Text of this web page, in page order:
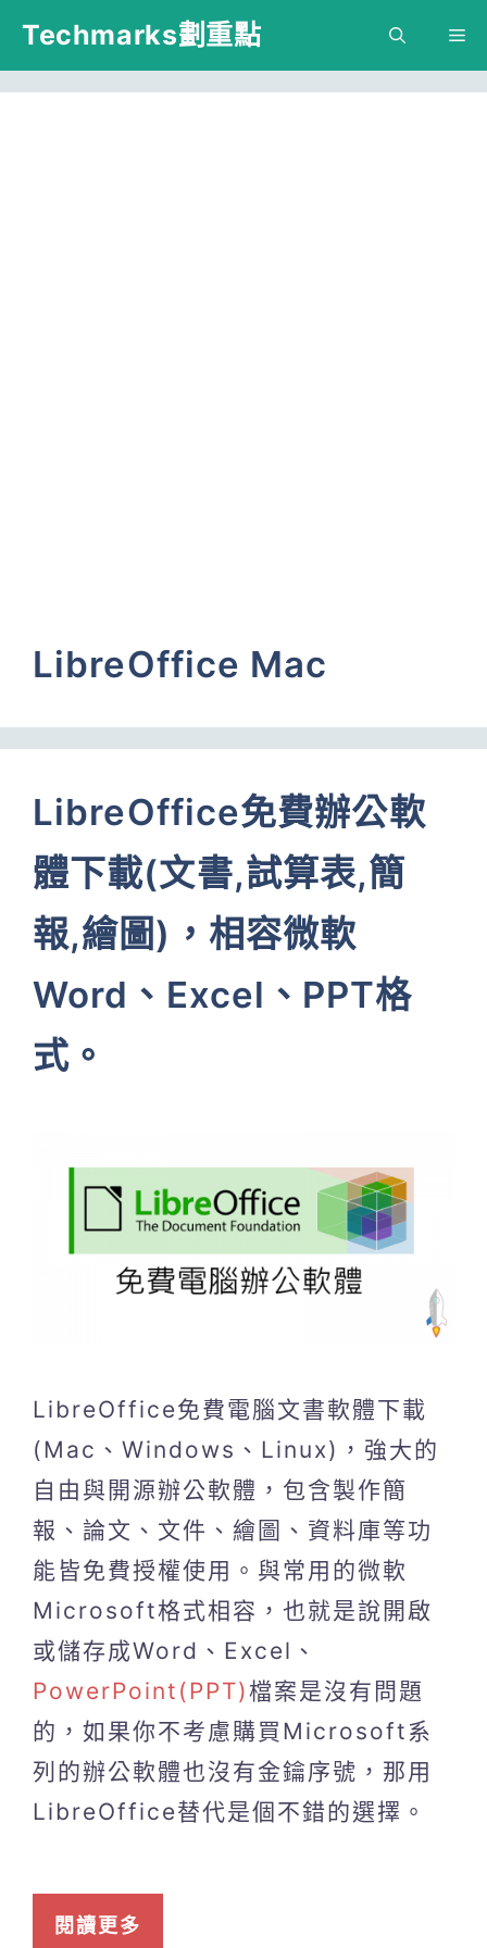
跳
主
Techmarks劃重點
LibreOffice Mac
LibreOffice免費辦公軟
體下載(文書,試算表,簡
報,繪圖)，相容微軟
Word、Excel、PPT格
式。
LibreOffice免費電腦文書軟體下載
(Mac、Windows、Linux)，強大的
自由與開源辦公軟體，包含製作簡
報、論文、文件、繪圖、資料庫等功
能皆免費授權使用。與常用的微軟
Microsoft格式相容，也就是說開啟
或儲存成Word、Excel、
PowerPoint(PPT)檔案是沒有問題
的，如果你不考慮購買Microsoft系
列的辦公軟體也沒有金鑰序號，那用
LibreOffice替代是個不錯的選擇。
閱讀更多